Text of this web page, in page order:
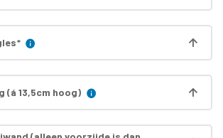
*
(á 13,5cm hoog)